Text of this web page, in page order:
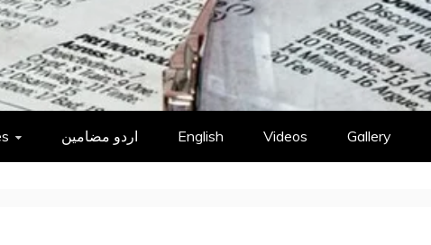
اردو مضامین English Videos Gallery